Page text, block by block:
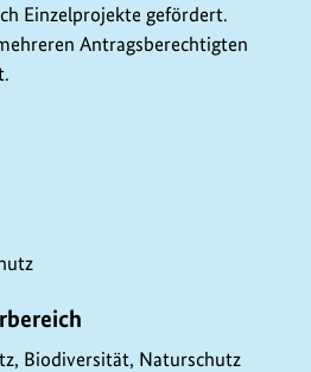
Einzelprojekte gefördert.
Antragsberechtigten
Biodiversität, Naturschutz